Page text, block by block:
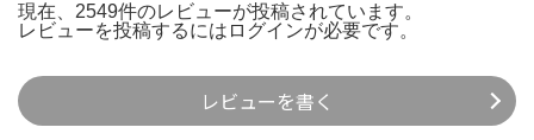
現在、2549件のレビューが投稿されています。
レビューを投稿するには ログインが必要です。
レビューを書く